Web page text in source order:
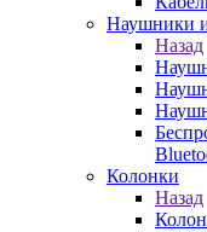
Наушники
Назад
Колонки
Назад